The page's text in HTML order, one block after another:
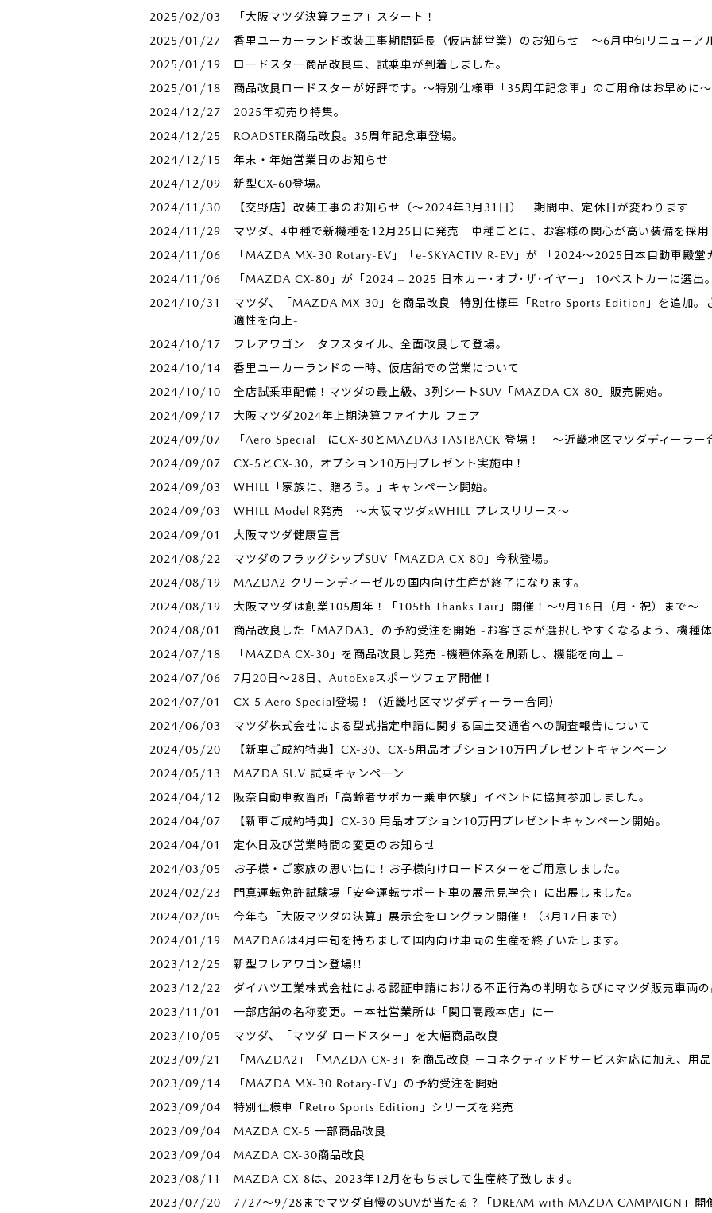
2025/02/03
「大阪マツダ決算フェア」スタート！
2025/01/27
香里ユーカーランド改装工事期間延長（仮店舗営業）のお知らせ ～6月中旬リニューア
2025/01/19
ロードスター商品改良車、試乗車が到着しました。
2025/01/18
商品改良ロードスターが好評です。～特別仕様車「35周年記念車」のご用命はお早めに～
2024/12/27
2025年初売り特集。
2024/12/25
ROADSTER商品改良。35周年記念車登場。
2024/12/15
年末・年始営業日のお知らせ
2024/12/09
新型CX-60登場。
2024/11/30
【交野店】改装工事のお知らせ（～2024年3月31日）－期間中、定休日が変わります－
2024/11/29
マツダ、4車種で新機種を12月25日に発売－車種ごとに、お客様の関心が高い装備を採用
2024/11/06
「MAZDA MX-30 Rotary-EV」「e-SKYACTIV R-EV」が 「2024～2025日本自動車殿堂
2024/11/06
「MAZDA CX-80」が「2024 – 2025 日本カー･オブ･ザ･イヤー」 10ベストカーに選出。
2024/10/31
マツダ、「MAZDA MX-30」を商品改良 -特別仕様車「Retro Sports Edition」を追加。
適性を向上-
2024/10/17
フレアワゴン タフスタイル、全面改良して登場。
2024/10/14
香里ユーカーランドの一時、仮店舗での営業について
2024/10/10
全店試乗車配備！マツダの最上級、3列シートSUV「MAZDA CX-80」販売開始。
2024/09/17
大阪マツダ2024年上期決算ファイナル フェア
2024/09/07
「Aero Special」にCX-30とMAZDA3 FASTBACK 登場！ ～近畿地区マツダディーラー
2024/09/07
CX-5とCX-30，オプション10万円プレゼント実施中！
2024/09/03
WHILL「家族に、贈ろう。」キャンペーン開始。
2024/09/03
WHILL Model R発売 ～大阪マツダ×WHILL プレスリリース～
2024/09/01
大阪マツダ健康宣言
2024/08/22
マツダのフラッグシップSUV「MAZDA CX-80」今秋登場。
2024/08/19
MAZDA2 クリーンディーゼルの国内向け生産が終了になります。
2024/08/19
大阪マツダは創業105周年！「105th Thanks Fair」開催！～9月16日（月・祝）まで～
2024/08/01
商品改良した「MAZDA3」の予約受注を開始 -お客さまが選択しやすくなるよう、機種
2024/07/18
「MAZDA CX-30」を商品改良し発売 -機種体系を刷新し、機能を向上 –
2024/07/06
7月20日～28日、AutoExeスポーツフェア開催！
2024/07/01
CX-5 Aero Special登場！（近畿地区マツダディーラー合同）
2024/06/03
マツダ株式会社による型式指定申請に関する国土交通省への調査報告について
2024/05/20
【新車ご成約特典】CX-30、CX-5用品オプション10万円プレゼントキャンペーン
2024/05/13
MAZDA SUV 試乗キャンペーン
2024/04/12
阪奈自動車教習所「高齢者サポカー乗車体験」イベントに協賛参加しました。
2024/04/07
【新車ご成約特典】CX-30 用品オプション10万円プレゼントキャンペーン開始。
2024/04/01
定休日及び営業時間の変更のお知らせ
2024/03/05
お子様・ご家族の思い出に！お子様向けロードスターをご用意しました。
2024/02/23
門真運転免許試験場「安全運転サポート車の展示見学会」に出展しました。
2024/02/05
今年も「大阪マツダの決算」展示会をロングラン開催！（3月17日まで）
2024/01/19
MAZDA6は4月中旬を持ちまして国内向け車両の生産を終了いたします。
2023/12/25
新型フレアワゴン登場!!
2023/12/22
ダイハツ工業株式会社による認証申請における不正行為の判明ならびにマツダ販売車両
2023/11/01
一部店舗の名称変更。ー本社営業所は「関目高殿本店」にー
2023/10/05
マツダ、「マツダ ロードスター」を大幅商品改良
2023/09/21
「MAZDA2」「MAZDA CX-3」を商品改良 －コネクティッドサービス対応に加え、用
2023/09/14
「MAZDA MX-30 Rotary-EV」の予約受注を開始
2023/09/04
特別仕様車「Retro Sports Edition」シリーズを発売
2023/09/04
MAZDA CX-5 一部商品改良
2023/09/04
MAZDA CX-30商品改良
2023/08/11
MAZDA CX-8は、2023年12月をもちまして生産終了致します。
2023/07/20
7/27～9/28までマツダ自慢のSUVが当たる？「DREAM with MAZDA CAMPAIGN」開